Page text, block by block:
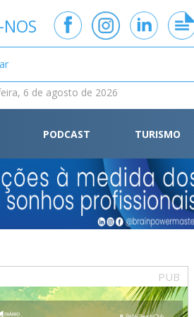
6 de agosto de 2026
PODCAST TURISMO
PUB